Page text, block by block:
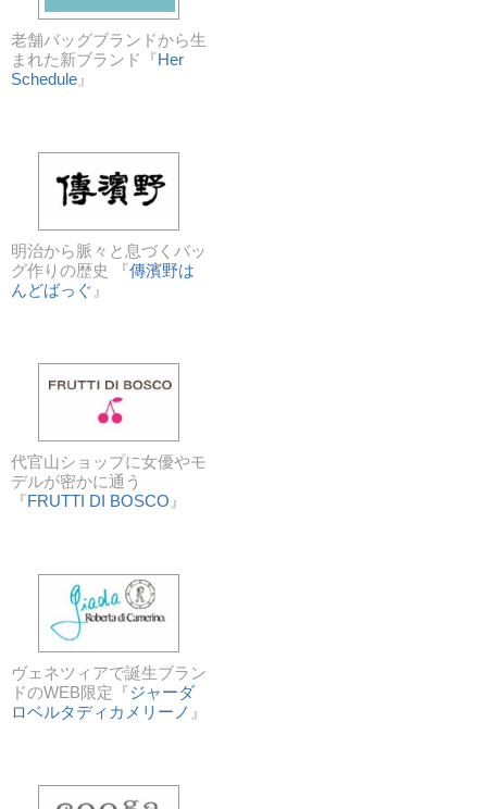
老舗バッグブランドから生
まれた新ブランド『Her
Schedule 』
明治から脈々と息づくバッ
グ作りの歴史 『傳濱野は
んどばっぐ 』
代官山ショップに女優やモ
デルが密かに通う
『FRUTTI DI BOSCO 』
ヴェネツィアで誕生ブラン
ドのWEB限定『ジャーダ
ロベルタディカメリーノ 』